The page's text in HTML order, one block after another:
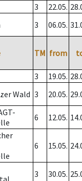
3 22.05.
3 06.05.
TM from
3 19.05.
Wald 3 20.05.
6 12.05.
6 15.05.
3 30.05.